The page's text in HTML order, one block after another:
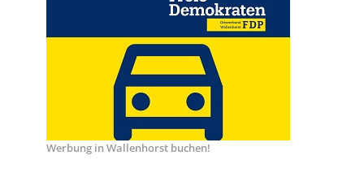
Werbung in Wallenhorst buchen!